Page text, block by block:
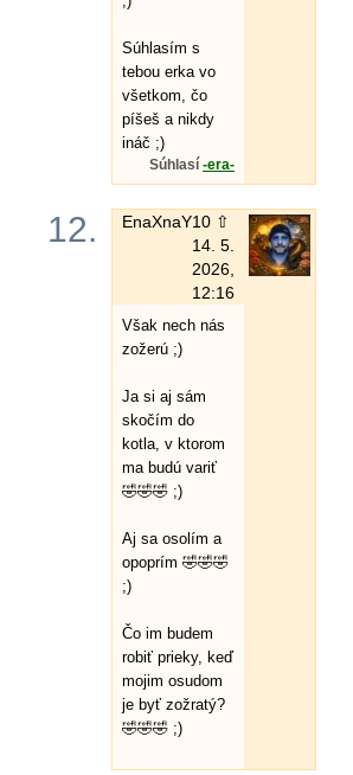
Súhlasím s
tebou erka vo
všetkom, čo
píšeš a nikdy
ináč ;)
Súhlasí -era-
12. EnaXnaY10 ⇧
14. 5.
2026,
12:16
Však nech nás
zožerú ;)
Ja si aj sám
skočím do
kotla, v ktorom
ma budú variť
🤣🤣🤣 ;)
Aj sa osolím a
opoprím 🤣🤣🤣
;)
Čo im budem
robiť prieky, keď
mojim osudom
je byť zožratý?
🤣🤣🤣 ;)